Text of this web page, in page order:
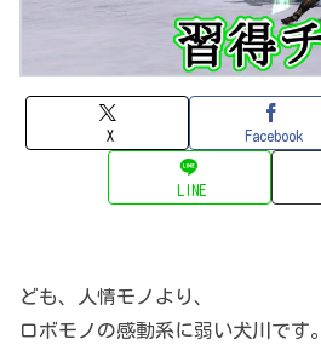
X Facebook
LINE
ども、人情モノより、
ロボモノの感動系に弱い犬川です。